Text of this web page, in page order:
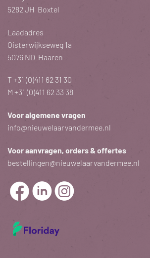
5282 JH Boxtel
Laadadres
Oisterwijkseweg 1a
5076 ND Haaren
T+31 (0)411 62 31 30
M +31 (0)411 62 33 38
Voor algemene vragen
info@nieuwelaarvandermee.nl
Voor aanvragen, orders & offertes
bestellingen@nieuwelaarvandermee.nl